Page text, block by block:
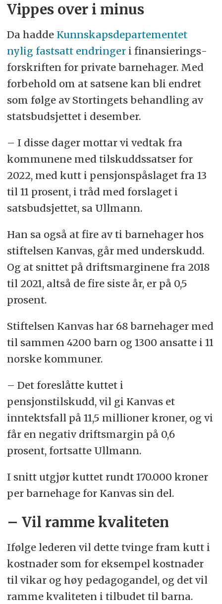
Vippes over i minus
Da hadde Kunnskapsdepartementet
nylig fastsatt endringer i finansierings­
forskriften for private barnehager. Med
forbehold om at satsene kan bli endret
som følge av Stortingets behandling av
statsbudsjettet i desember.
– I disse dager mottar vi vedtak fra
kommunene med tilskuddssatser for
2022, med kutt i pensjonspåslaget fra 13
til 11 prosent, i tråd med forslaget i
satsbudsjettet, sa Ullmann.
Han sa også at fire av ti barnehager hos
stiftelsen Kanvas, går med underskudd.
Og at snittet på driftsmarginene fra 2018
til 2021, altså de fire siste år, er på 0,5
prosent.
Stiftelsen Kanvas har 68 barnehager med
til sammen 4200 barn og 1300 ansatte i 11
norske kommuner.
– Det foreslåtte kuttet i
pensjonstilskudd, vil gi Kanvas et
inntektsfall på 11,5 millioner kroner, og vi
får en negativ driftsmargin på 0,6
prosent, fortsatte Ullmann.
I snitt utgjør kuttet rundt 170.000 kroner
per barnehage for Kanvas sin del.
– Vil ramme kvaliteten
Ifølge lederen vil dette tvinge fram kutt i
kostnader som for eksempel kostnader
til vikar og høy pedagogandel, og det vil
ramme kvaliteten i tilbudet til barna.